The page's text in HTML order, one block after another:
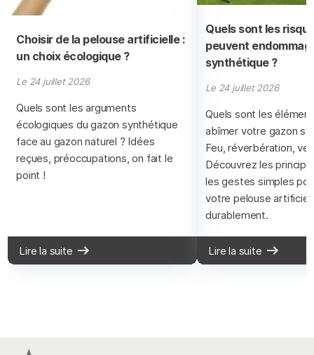
Choisir de la pelouse artificielle :
un choix écologique ?
Le 24 juillet 2026
Quels sont les arguments
écologiques du gazon synthétique
face au gazon naturel ? Idées
reçues, préoccupations, on fait le
point !
Lire la suite
Quels sont les
peuvent
synthétique ?
Le 24 juillet 2026
Quels sont les
abîmer votre gazon
Feu, réverbération,
Découvrez les
les gestes simples
votre pelouse
durablement.
Lire la suite